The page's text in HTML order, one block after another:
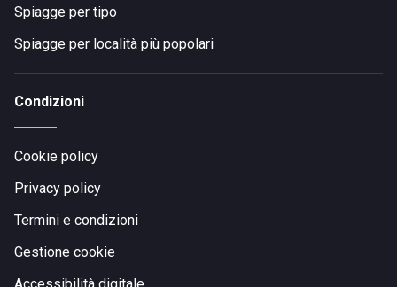
Spiagge per tipo
Spiagge per località più popolari
Condizioni
Cookie policy
Privacy policy
Termini e condizioni
Gestione cookie